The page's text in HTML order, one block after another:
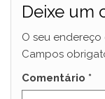
Deixe um
O seu
Campos
Comentário *